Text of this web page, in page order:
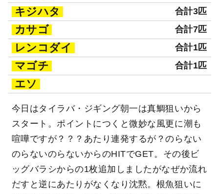
キジハタ 合計3匹
カサゴ 合計7匹
レンコダイ 合計1匹
マゴチ 合計1匹
エソ
今日はタイラバ・ジギング朝一は真鯛狙いから
スタート。ポイントにつくと微妙な風更に潮も
喧嘩ですが？？？あたり連発するが？のらない
のらないのらないからのHITでGET。その後ビ
ッグバラシからの1枚追加しましたがなぜか流れ
だすと逆にあたりがなくなり沈黙。根魚狙いに